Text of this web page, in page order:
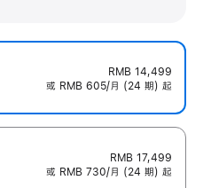
RMB 14,499
或 RMB 605/月 (24 期) 起
RMB 17,499
或 RMB 730/月 (24 期) 起